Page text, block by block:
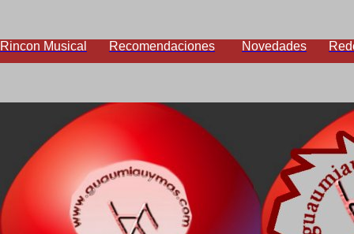
Rincon Musical Recomendaciones Novedades